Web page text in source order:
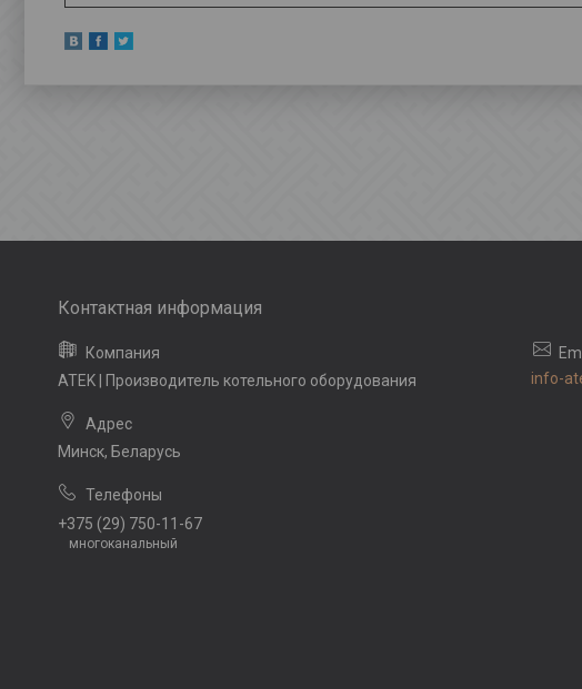
ATEK | Производитель котельного оборудования
Минск, Беларусь
+375 (29) 750-11-67
многоканальный
info-